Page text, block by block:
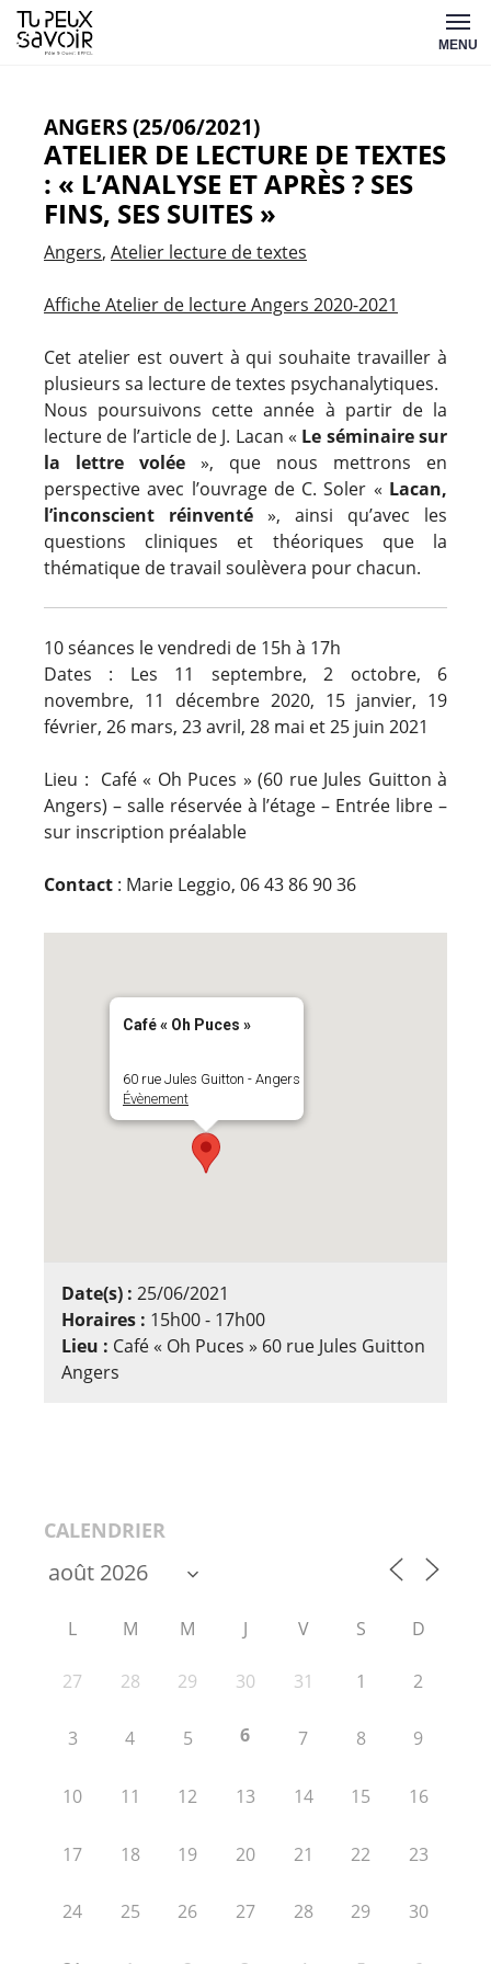
Aller
au
MENU
ANGERS (25/06/2021)
ATELIER DE LECTURE DE TEXTES
: « L’ANALYSE ET APRÈS ? SES
FINS, SES SUITES »
Angers Atelier lecture de textes
Affiche Atelier de lecture Angers 2020-2021
Cet atelier est ouvert à qui souhaite travailler à
plusieurs sa lecture de textes psychanalytiques.
Nous poursuivons cette année à partir de la
lecture de l’article de J. Lacan « Le séminaire sur
la lettre volée », que nous mettrons en
perspective avec l’ouvrage de C. Soler « Lacan,
l’inconscient réinventé », ainsi qu’avec les
questions cliniques et théoriques que la
thématique de travail soulèvera pour chacun.
10 séances le vendredi de 15h à 17h
Dates : Les 11 septembre, 2 octobre, 6
novembre, 11 décembre 2020, 15 janvier, 19
février, 26 mars, 23 avril, 28 mai et 25 juin 2021
Lieu : Café « Oh Puces » (60 rue Jules Guitton à
Angers) – salle réservée à l’étage – Entrée libre –
sur inscription préalable
Contact : Marie Leggio, 06 43 86 90 36
Café « Oh Puces »
60 rue Jules Guitton - Angers
Évènement
Date(s) : 25/06/2021
Horaires : 15h00 - 17h00
Lieu : Café « Oh Puces » 60 rue Jules Guitton
Angers
CALENDRIER
L M M J V S D
27 28 29 30 31 1 2
3 4 5 6 7 8 9
10 11 12 13 14 15 16
17 18 19 20 21 22 23
24 25 26 27 28 29 30